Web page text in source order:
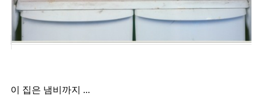
이 집은 냄비까지 ...